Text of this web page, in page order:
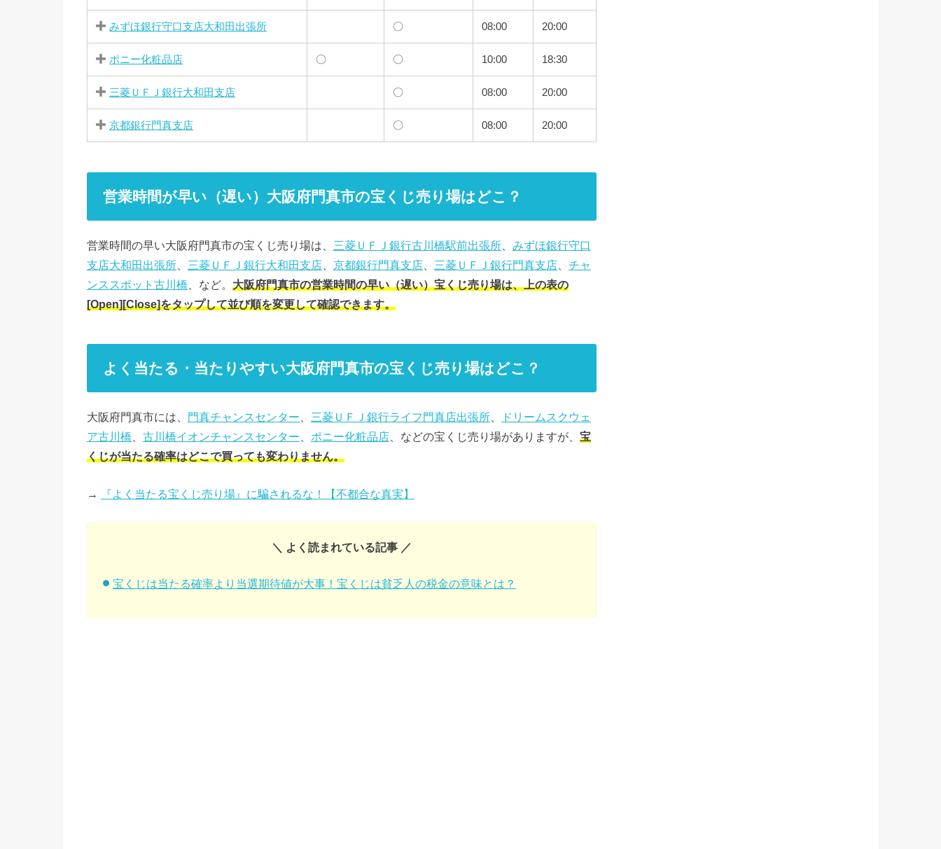
みずほ銀行守口支店大和田出張所 〇 08:00 20:00
ポニー化粧品店 〇 〇 10:00 18:30
三菱ＵＦＪ銀行大和田支店 〇 08:00 20:00
京都銀行門真支店 〇 08:00 20:00
営業時間が早い（遅い）大阪府門真市の宝くじ売り場はどこ？
営業時間の早い大阪府門真市の宝くじ売り場は、 三菱ＵＦＪ銀行古川橋駅前出張所
みずほ銀行守口
支店大和田出張所
三菱ＵＦＪ銀行大和田支店 京都銀行門真支店 三菱ＵＦＪ銀行門真支店
チャ
ンススポット古川橋 、など。 大阪府門真市の営業時間の早い（遅い）宝くじ売り場は、上の表の
[Open][Close]をタップして並び順を変更して確認できます。
よく当たる・当たりやすい大阪府門真市の宝くじ売り場はどこ？
大阪府門真市には、 門真チャンスセンター 三菱ＵＦＪ銀行ライフ門真店出張所
ドリームスクウェ
ア古川橋
古川橋イオンチャンスセンター ポニー化粧品店 、などの宝くじ売り場がありますが、 宝
くじが当たる確率はどこで買っても変わりません。
→ 『よく当たる宝くじ売り場』に騙されるな！【不都合な真実】
＼ よく読まれている記事 ／
宝くじは当たる確率より当選期待値が大事！宝くじは貧乏人の税金の意味とは？